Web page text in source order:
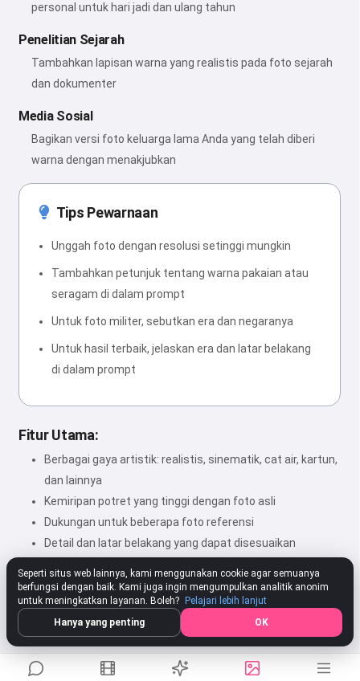
personal untuk hari jadi dan ulang tahun
Penelitian Sejarah
Tambahkan lapisan warna yang realistis pada foto sejarah
dan dokumenter
Media Sosial
Bagikan versi foto keluarga lama Anda yang telah diberi
warna dengan menakjubkan
Tips Pewarnaan
Unggah foto dengan resolusi setinggi mungkin
Tambahkan petunjuk tentang warna pakaian atau
seragam di dalam prompt
Untuk foto militer, sebutkan era dan negaranya
Untuk hasil terbaik, jelaskan era dan latar belakang
di dalam prompt
Fitur Utama:
Berbagai gaya artistik: realistis, sinematik, cat air, kartun,
dan lainnya
Kemiripan potret yang tinggi dengan foto asli
Dukungan untuk beberapa foto referensi
Detail dan latar belakang yang dapat disesuaikan
★★★★★4.78 Beri Nilai
Seperti situs web lainnya, kami menggunakan cookie agar semuanya
berfungsi dengan baik. Kami juga ingin mengumpulkan analitik anonim
untuk meningkatkan layanan. Boleh?
Pelajari lebih lanjut
Hanya yang penting
OK